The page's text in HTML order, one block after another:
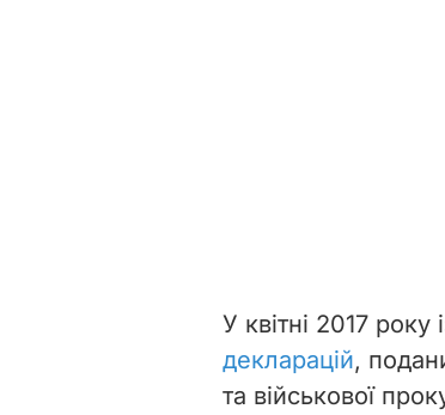
У квітні 2017
декларацій,
та військової